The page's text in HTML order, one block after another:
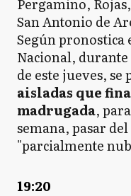
Pergamino,
San Antonio de
Según
Nacional,
de este jueves,
aisladas que
madrugada,
semana, pasar
"parcialmente
19:20